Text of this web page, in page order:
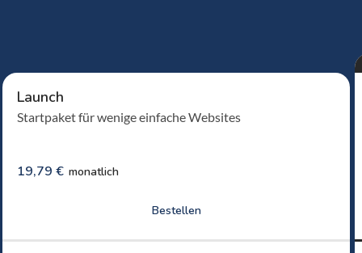
Launch
Startpaket für wenige einfache Websites
19,79 € monatlich
Bestellen